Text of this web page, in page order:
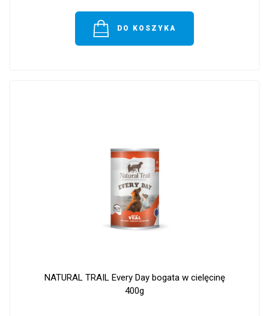
DO KOSZYKA
NATURAL TRAIL Every Day bogata w cielęcinę
400g